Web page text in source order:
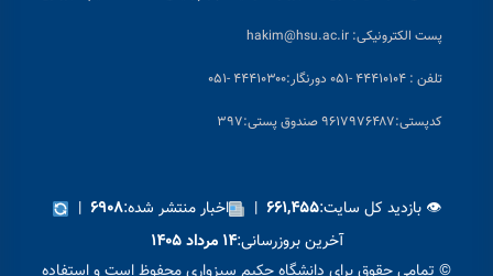
پست الکترونیکی: hakim@hsu.ac.ir
تلفن : ۴۴۴۱۰۱۰۴ -۰۵۱ دورنگار:۴۴۴۱۰۳۰۰ -۰۵۱
کدپستی:۹۶۱۷۹۷۶۴۸۷ صندوق پستی:۳۹۷
👁 بازدید کل سایت:۶۶۱,۴۵۵ | اخبار منتشر شده:۶۹۰۸ |
آخرین بروزرسانی:۱۴ مرداد ۱۴۰۵